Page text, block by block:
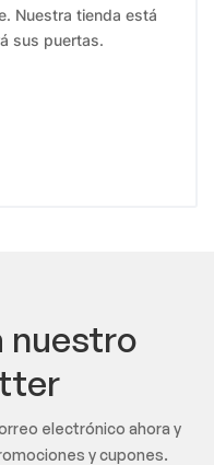
Nuestra tienda está
sus puertas.
nuestro
electrónico ahora y
y cupones.